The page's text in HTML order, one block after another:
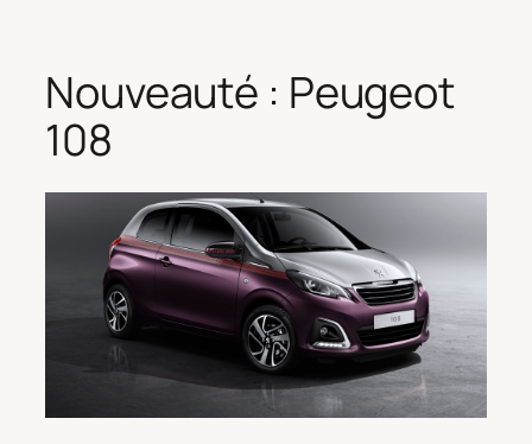
Nouveauté : Peugeot
108